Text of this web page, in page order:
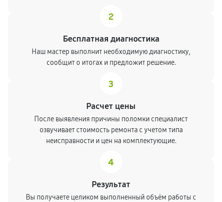
2
Бесплатная диагностика
Наш мастер выполнит необходимую диагностику,
сообщит о итогах и предложит решение.
3
Расчет цены
После выявления причины поломки специалист
озвучивает стоимость ремонта с учетом типа
неисправности и цен на комплектующие.
4
Результат
Вы получаете целиком выполненный объём работы с